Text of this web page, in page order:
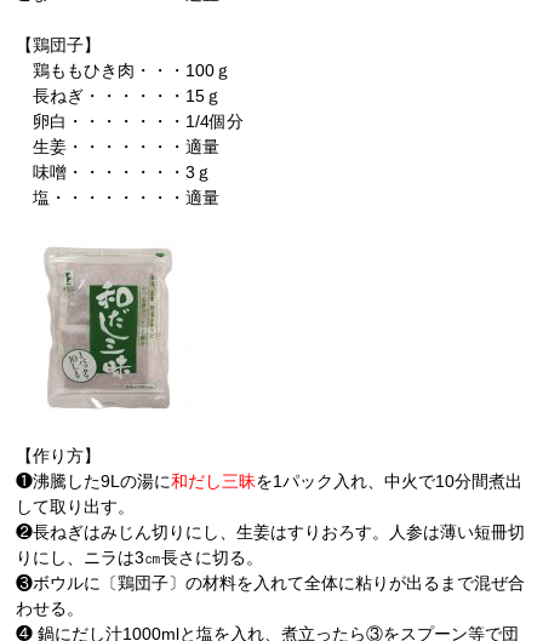
【鶏団子】
鶏ももひき肉・・・100ｇ
長ねぎ・・・・・・15ｇ
卵白・・・・・・・1/4個分
生姜・・・・・・・適量
味噌・・・・・・・3ｇ
塩・・・・・・・・適量
【作り方】
❶沸騰した9Lの湯に和だし三昧を1パック入れ、中火で10分間煮出
して取り出す。
❷長ねぎはみじん切りにし、生姜はすりおろす。人参は薄い短冊切
りにし、ニラは3㎝長さに切る。
❸ボウルに〔鶏団子〕の材料を入れて全体に粘りが出るまで混ぜ合
わせる。
❹ 鍋にだし汁1000mlと塩を入れ、煮立ったら③をスプーン等で団